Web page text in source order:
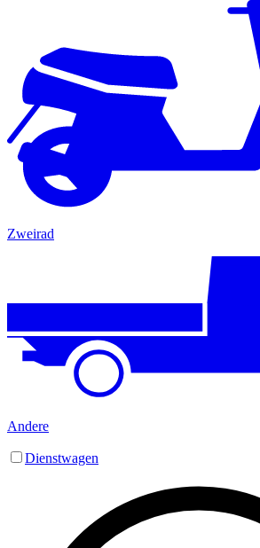
Zweirad
Andere
Dienstwagen